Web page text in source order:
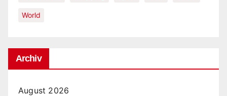
World
Archiv
August 2026